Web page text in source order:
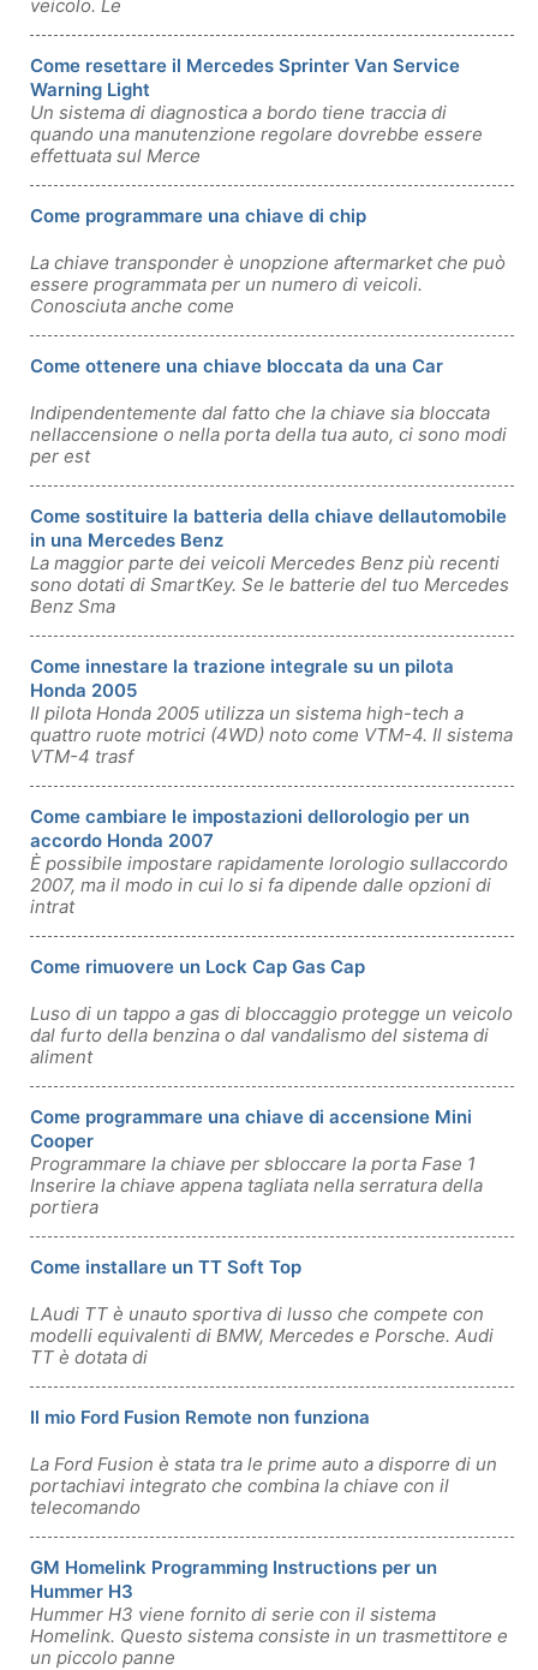
veicolo. Le
Come resettare il Mercedes Sprinter Van Service
Warning Light
Un sistema di diagnostica a bordo tiene traccia di
quando una manutenzione regolare dovrebbe essere
effettuata sul Merce
Come programmare una chiave di chip
La chiave transponder è unopzione aftermarket che può
essere programmata per un numero di veicoli.
Conosciuta anche come
Come ottenere una chiave bloccata da una Car
Indipendentemente dal fatto che la chiave sia bloccata
nellaccensione o nella porta della tua auto, ci sono modi
per est
Come sostituire la batteria della chiave dellautomobile
in una Mercedes Benz
La maggior parte dei veicoli Mercedes Benz più recenti
sono dotati di SmartKey. Se le batterie del tuo Mercedes
Benz Sma
Come innestare la trazione integrale su un pilota
Honda 2005
Il pilota Honda 2005 utilizza un sistema high-tech a
quattro ruote motrici (4WD) noto come VTM-4. Il sistema
VTM-4 trasf
Come cambiare le impostazioni dellorologio per un
accordo Honda 2007
È possibile impostare rapidamente lorologio sullaccordo
2007, ma il modo in cui lo si fa dipende dalle opzioni di
intrat
Come rimuovere un Lock Cap Gas Cap
Luso di un tappo a gas di bloccaggio protegge un veicolo
dal furto della benzina o dal vandalismo del sistema di
aliment
Come programmare una chiave di accensione Mini
Cooper
Programmare la chiave per sbloccare la porta Fase 1
Inserire la chiave appena tagliata nella serratura della
portiera
Come installare un TT Soft Top
LAudi TT è unauto sportiva di lusso che compete con
modelli equivalenti di BMW, Mercedes e Porsche. Audi
TT è dotata di
Il mio Ford Fusion Remote non funziona
La Ford Fusion è stata tra le prime auto a disporre di un
portachiavi integrato che combina la chiave con il
telecomando
GM Homelink Programming Instructions per un
Hummer H3
Hummer H3 viene fornito di serie con il sistema
Homelink. Questo sistema consiste in un trasmettitore e
un piccolo panne